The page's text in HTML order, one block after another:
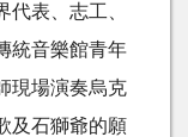
表、志工、
統音樂館青年
現場演奏烏克
及石獅爺的願